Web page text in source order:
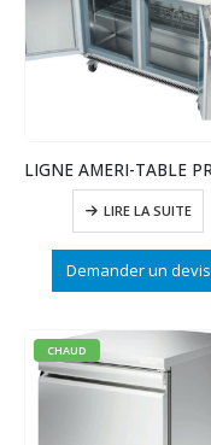
LIRE LA SUITE
Demander un devis
CHAUD